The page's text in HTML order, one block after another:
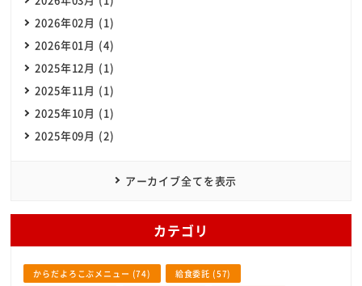
2026年02月 (1)
2026年01月 (4)
2025年12月 (1)
2025年11月 (1)
2025年10月 (1)
2025年09月 (2)
アーカイブ全てを表示
カテゴリ
からだよろこぶメニュー (74)
給食委託 (57)